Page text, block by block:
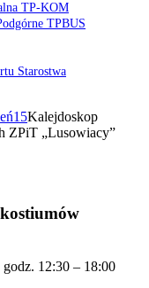
TP-KOM
TPBUS
Starostwa
15Kalejdoskop
ZPiT „Lusowiacy”
12:30 – 18:00